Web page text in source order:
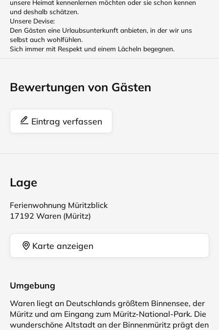
unsere Heimat kennenlernen möchten oder sie schon kennen
und deshalb schätzen.
Unsere Devise:
Den Gästen eine Urlaubsunterkunft anbieten, in der wir uns
selbst auch wohlfühlen.
Sich immer mit Respekt und einem Lächeln begegnen.
Bewertungen von Gästen
Eintrag verfassen
Lage
Ferienwohnung Müritzblick
17192 Waren (Müritz)
Karte anzeigen
Umgebung
Waren liegt an Deutschlands größtem Binnensee, der
Müritz und am Eingang zum Müritz-National-Park. Die
wunderschöne Altstadt an der Binnenmüritz prägt den